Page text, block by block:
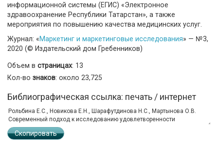
информационной системы (ЕГИС) «Электронное
здравоохранение Республики Татарстан», а также
мероприятия по повышению качества медицинских услуг.
Журнал: «Маркетинг и маркетинговые исследования» — №3,
2020 (© Издательский дом Гребенников)
Объем в страницах: 13
Кол-во знаков: около 23,725
Библиографическая ссылка: печать / интернет
Скопировать